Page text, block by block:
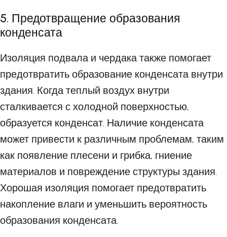
5. Предотвращение образования
конденсата
Изоляция подвала и чердака также помогает
предотвратить образование конденсата внутри
здания. Когда теплый воздух внутри
сталкивается с холодной поверхностью,
образуется конденсат. Наличие конденсата
может привести к различным проблемам, таким
как появление плесени и грибка, гниение
материалов и повреждение структуры здания.
Хорошая изоляция помогает предотвратить
накопление влаги и уменьшить вероятность
образования конденсата.